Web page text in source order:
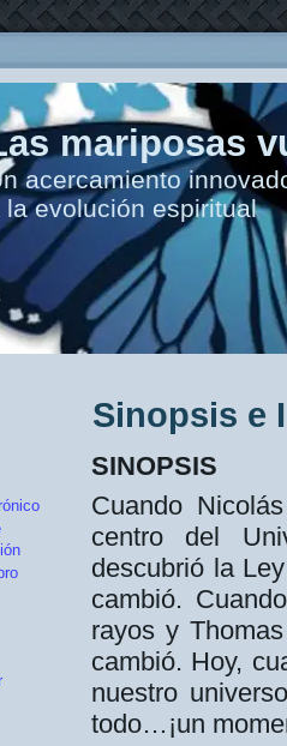
mariposas
acercamiento
la evolución espiritual
Sinopsis e
SINOPSIS
Cuando
centro del
descubrió la
cambió.
rayos y
cambió. Hoy,
nuestro
todo…¡un